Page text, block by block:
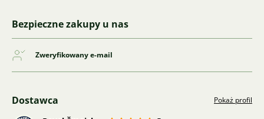
Bezpieczne zakupy u nas
Zweryfikowany e-mail
Dostawca Pokaż profil